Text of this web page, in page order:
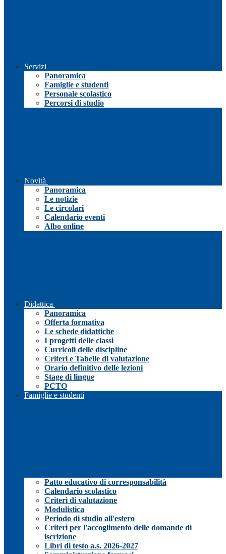
Servizi
Panoramica
Famiglie e studenti
Personale scolastico
Percorsi di studio
Novità
Panoramica
Le notizie
Le circolari
Calendario eventi
Albo online
Didattica
Panoramica
Offerta formativa
Le schede didattiche
I progetti delle classi
Curricoli delle discipline
Criteri e Tabelle di valutazione
Orario definitivo delle lezioni
Stage di lingue
PCTO
Famiglie e studenti
Patto educativo di corresponsabilità
Calendario scolastico
Criteri di valutazione
Modulistica
Periodo di studio all'estero
Criteri per l'accoglimento delle domande di
iscrizione
Libri di testo a.s. 2026-2027